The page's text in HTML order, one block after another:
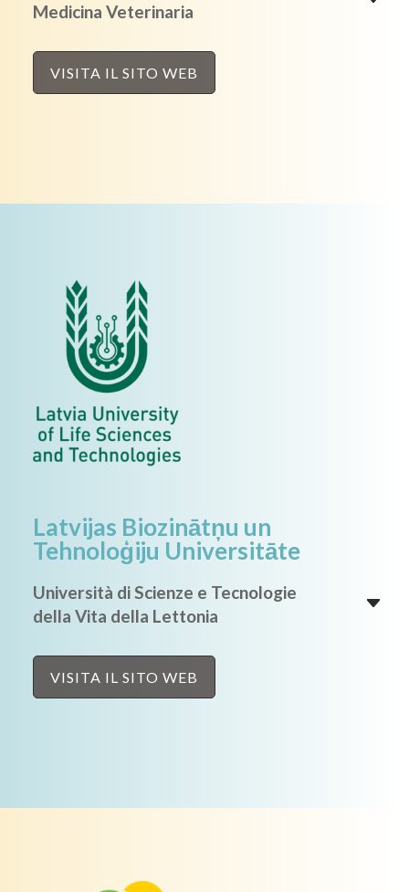
Medicina Veterinaria
VISITA IL SITO WEB
Latvijas Biozinātņu un
Tehnoloģiju Universitāte
Università di Scienze e Tecnologie
della Vita della Lettonia
VISITA IL SITO WEB